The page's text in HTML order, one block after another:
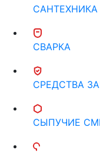
СВАРКА
СРЕДСТВА
СЫПУЧИЕ